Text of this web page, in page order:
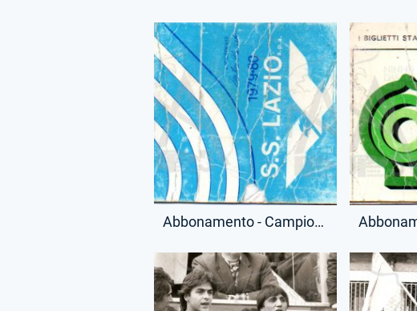
Abbonamento - Campionato Serie A - Curva - (Fronte)